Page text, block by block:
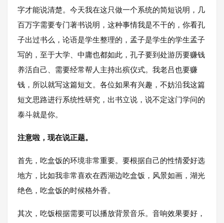
字才能说清楚。今天我在这只做一个系统的简短说明，几
百万字需要专门著书说明，这种事情我是不干的，你看孔
子出过书么，论语是学生整理的，孟子是学生的学生孟子
写的，至于大学、中庸也都如此，孔子要到处游历要赚钱
养活自己、需要经常帮人主持出殡仪式。我老吕也要赚
钱，所以就写这篇短文。各位如果有兴趣，不妨沿我这篇
短文思路进行系统性研究，出书立说，说不定这门学问的
泰斗就是你。
注意啦，现在说正题。
首先，吃盒饭的环境非常重要。要根据自己的性情爱好选
地方，比如我非常喜欢在西湖边吃盒饭，风景如画，湖光
绝色，吃盒饭的时候格外香。
其次，吃饭根据需要可以播放背景音乐。音响效果要好，